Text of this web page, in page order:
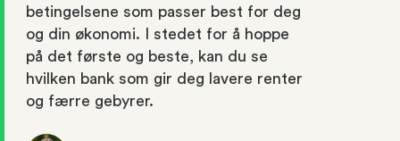
betingelsene som passer best for deg
og din økonomi. I stedet for å hoppe
på det første og beste, kan du se
hvilken bank som gir deg lavere renter
og færre gebyrer.